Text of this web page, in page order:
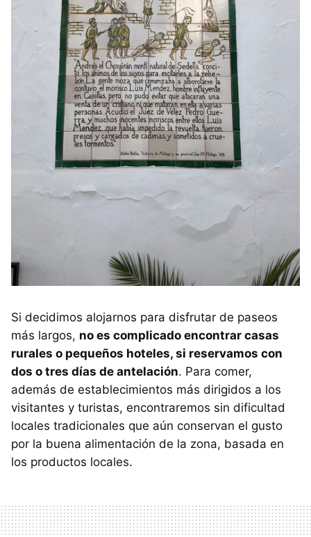
Si decidimos alojarnos para disfrutar de paseos
más largos, no es complicado encontrar casas
rurales o pequeños hoteles, si reservamos con
dos o tres días de antelación. Para comer,
además de establecimientos más dirigidos a los
visitantes y turistas, encontraremos sin dificultad
locales tradicionales que aún conservan el gusto
por la buena alimentación de la zona, basada en
los productos locales.